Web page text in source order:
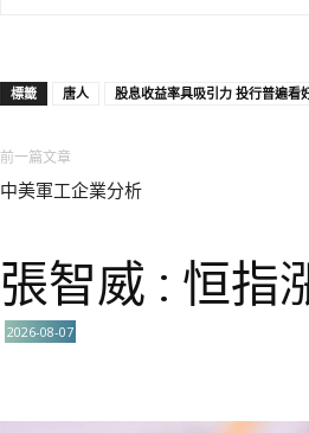
標籤 唐人 股息收益率具吸引力 投行普遍看
前一篇文章
中美軍工企業分析
張智威 : 恒指
2026-08-07